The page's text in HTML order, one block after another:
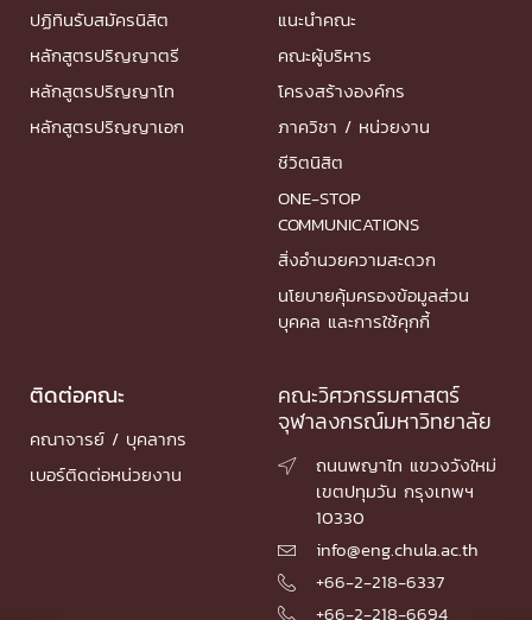
ปฏิทินรับสมัครนิสิต
หลักสูตรปริญญาตรี
หลักสูตรปริญญาโท
หลักสูตรปริญญาเอก
แนะนำคณะ
คณะผู้บริหาร
โครงสร้างองค์กร
ภาควิชา / หน่วยงาน
ชีวิตนิสิต
ONE-STOP
COMMUNICATIONS
สิ่งอำนวยความสะดวก
นโยบายคุ้มครองข้อมูลส่วน
บุคคล และการใช้คุกกี้
ติดต่อคณะ
คณาจารย์ / บุคลากร
เบอร์ติดต่อหน่วยงาน
คณะวิศวกรรมศาสตร์
จุฬาลงกรณ์มหาวิทยาลัย

ถนนพญาไท แขวงวังใหม่
เขตปทุมวัน กรุงเทพฯ
10330
 info@eng.chula.ac.th
 +66-2-218-6337
 +66-2-218-6694